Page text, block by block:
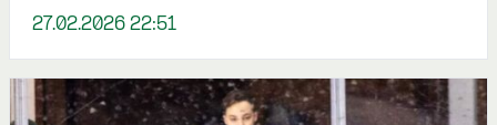
27.02.2026 22:51